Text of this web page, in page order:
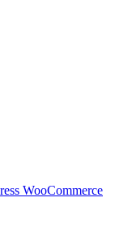
WooCommerce